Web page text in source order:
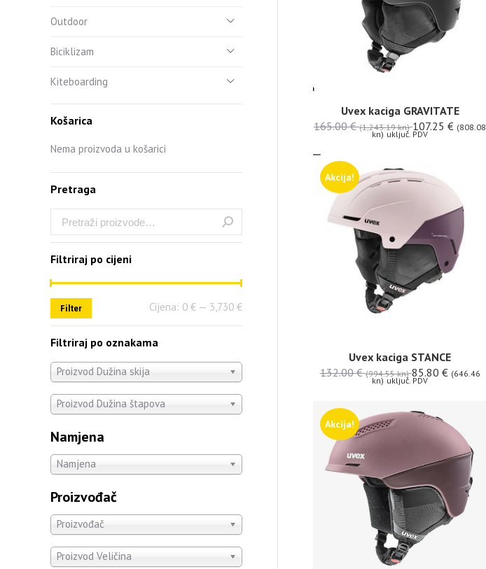
Uvex kaciga GRAVITATE
165.00€ (1,243.19 kn) 107.25 € (808.08
kn) uključ. PDV
Akcija!
Uvex kaciga STANCE
132.00€ (994.55 kn) 85.80 € (646.46
kn) uključ. PDV
Akcija!
Outdoor
Biciklizam
Kiteboarding
Košarica
Nema proizvoda u košarici
Pretraga
Filtriraj po cijeni
Filter Cijena: 0 € — 3,730 €
Filtriraj po oznakama
Proizvod Dužina skija
Proizvod Dužina štapova
Namjena
Namjena
Proizvođač
Proizvođač
Proizvod Veličina